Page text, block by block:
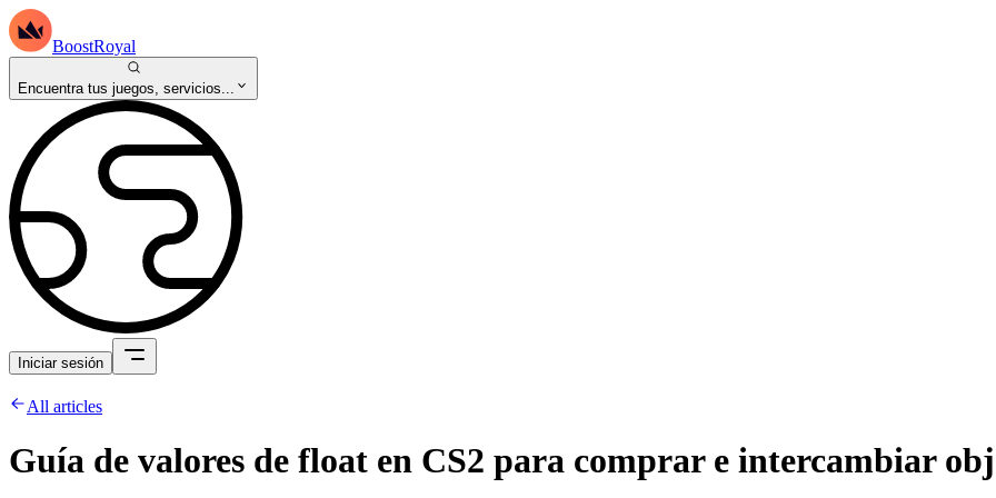
BoostRoyal
Encuentra tus juegos, servicios...
Iniciar sesión
All articles
Guía de valores de float en CS2 para comprar e intercambiar